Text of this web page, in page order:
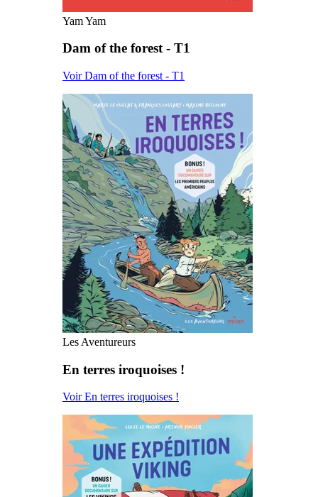
Yam Yam
Dam of the forest - T1
Voir Dam of the forest - T1
Les Aventureurs
En terres iroquoises !
Voir En terres iroquoises !